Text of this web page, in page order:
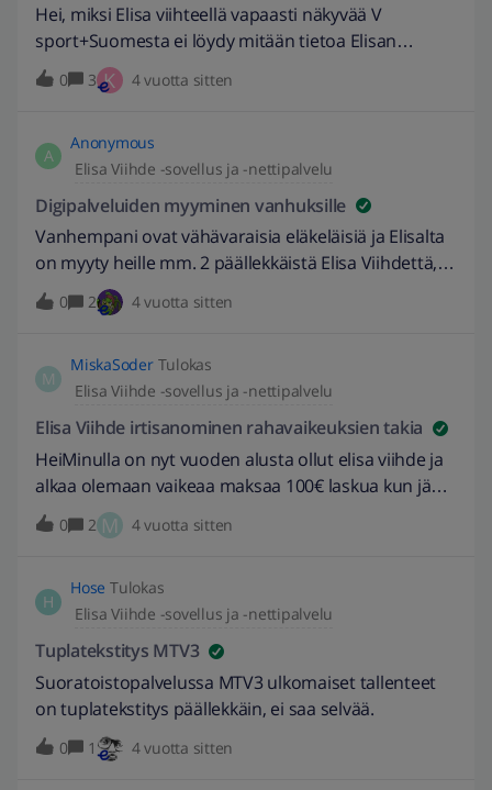
Hei, miksi Elisa viihteellä vapaasti näkyvää V
sport+Suomesta ei löydy mitään tietoa Elisan
sivuilta, Viihteestä, Oma Elisasta, verkkosivuilta..?
Muiden operaattorien sivuilla tämä vapaa kanava V
Tämä ei ole ensimmäinen kerta, kun tietoja
pimitetään Elisalla? Miksei sähköpostilla voi ottaa
yhteyttä elisan asiakaspalveluun? Yritin myös
Messengerillä, mutta ei toiminut? Ainoa tapa saada
yhteys elisan aspaan on puhelin?
0 3 K 4 vuotta sitten
A
Anonymous
Elisa Viihde -sovellus ja -nettipalvelu
Digipalveluiden myyminen vanhuksille
Vanhempani ovat vähävaraisia eläkeläisiä ja Elisalta
on myyty heille mm. 2 päällekkäistä Elisa Viihdettä,
on laajakaistaa ja netti simkorttia,
kanavapaketteja....missä on vastuu, nyt kun heillä ei
Palveluissa 6 kk irtisanomisaika. Miten voi olla
mahdollista, että tällaista voi tapahtua? Ymmärrän
oikein hyvin myyjien tulospalkkauksen, olen myös
itse myyntityössä, mutta missä vastuu. Ei 75
vuotiaille ihmisillä.ole aavistustakaan tarvittavista
palveluista tai siitä, mitä heille on myyty..... Nyt on
laskuja 700 € maksamatta, puhelin suljettu ja hätä
palveluiden ja yritysten vastuullisuuspuheet eivät
ainakaan tässä yhteydessä pidä paikkaansa.
0 2 4 vuotta sitten
M
MiskaSoder Tulokas
Elisa Viihde -sovellus ja -nettipalvelu
Elisa Viihde irtisanominen rahavaikeuksien takia
HeiMinulla on nyt vuoden alusta ollut elisa viihde ja
alkaa olemaan vaikeaa maksaa 100€ laskua kun jään
työttömäksi. Pystyykö elisa viihde pakettia irtisanoa
tämän takia? Viime viikolla minulle soitettiin elisalta
sitten kysyä täst asiasta että pystyykö irtisanoa niin
myyjä vastasi vain että ei valitettavasti pysty.
0 2 M 4 vuotta sitten
H
Hose Tulokas
Elisa Viihde -sovellus ja -nettipalvelu
Tuplatekstitys MTV3
Suoratoistopalvelussa MTV3 ulkomaiset tallenteet
on tuplatekstitys päällekkäin, ei saa selvää.
0 1 4 vuotta sitten